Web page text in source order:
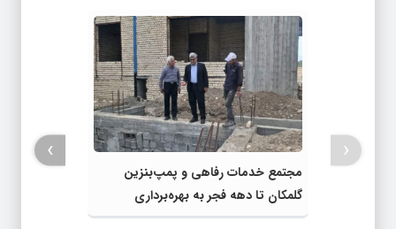
مجتمع خدمات رفاهی و پمپ‌بنزین
گلمکان تا دهه فجر به بهره‌برداری
می‌رسد
‹
›